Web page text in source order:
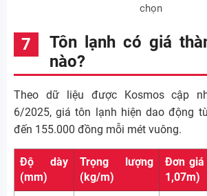
chọn
Tôn lạnh có giá
nào?
Theo dữ liệu được Kosmos cập
6/2025, giá tôn lạnh hiện dao động
đến 155.000 đồng mỗi mét vuông.
Độ dày
(mm)
Trọng lượng
(kg/m)
Đơn
1,07m)